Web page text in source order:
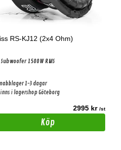
RS-KJ12 (2x4 Ohm)
1500W RMS
1-3 dagar
i lagershop Göteborg
2995 kr /st
Köp